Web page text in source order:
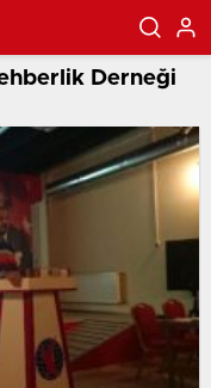
Derneği